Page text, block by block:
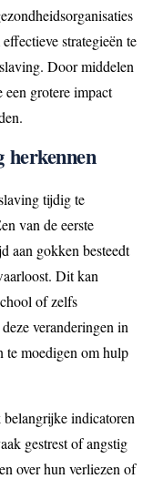
strategieën te
Door middelen
grotere impact
herkennen
tijdig te
van de eerste
aan gokken besteedt
Dit kan
of zelfs
veranderingen in
te moedigen om hulp
indicatoren
gestrest of angstig
over hun verliezen of